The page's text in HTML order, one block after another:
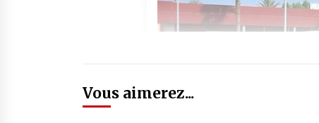
Vous aimerez...